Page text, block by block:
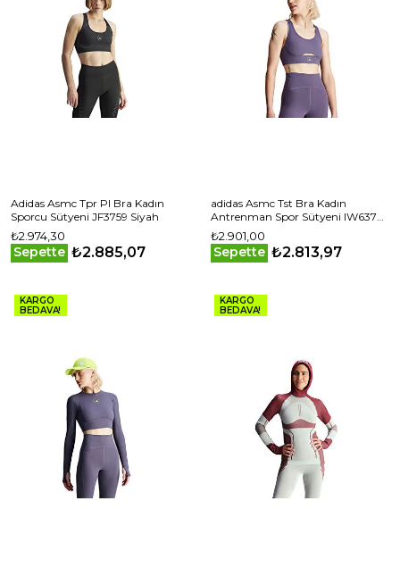
Adidas Asmc Tpr PI Bra Kadın
Sporcu Sütyeni JF3759 Siyah
₺2.974,30
Sepette ₺2.885,07
adidas Asmc Tst Bra Kadın
Antrenman Spor Sütyeni IW6374
Mor
₺2.901,00
Sepette ₺2.813,97
KARGO
BEDAVA!
KARGO
BEDAVA!